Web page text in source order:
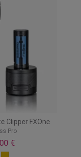
Clipper FXOne
Pro
€